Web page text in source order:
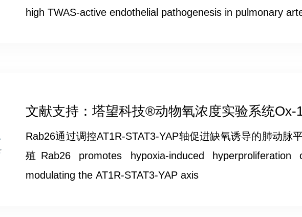
high TWAS-active endothelial pathogenesis in pulmonary
文献支持：塔望科技®动物氧浓度实验系统Ox-
Rab26通过调控AT1R-STAT3-YAP轴促进缺氧诱导的肺动脉
殖Rab26 promotes hypoxia-induced
modulating the AT1R-STAT3-YAP axis